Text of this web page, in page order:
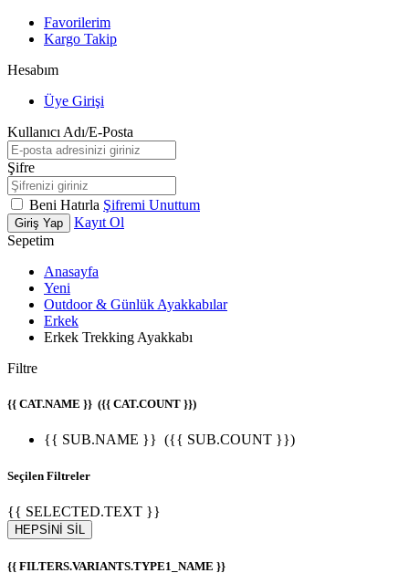
Favorilerim
Kargo Takip
Hesabım
Üye Girişi
Kullanıcı Adı/E-Posta
Şifre
Beni Hatırla Şifremi Unuttum
Giriş Yap
Kayıt Ol
Sepetim
Anasayfa
Yeni
Outdoor & Günlük Ayakkabılar
Erkek
Erkek Trekking Ayakkabı
Filtre
{{ CAT.NAME }} ({{ CAT.COUNT }})
{{ SUB.NAME }} ({{ SUB.COUNT }})
Seçilen Filtreler
{{ SELECTED.TEXT }}
HEPSİNİ SİL
{{ FILTERS.VARIANTS.TYPE1_NAME }}